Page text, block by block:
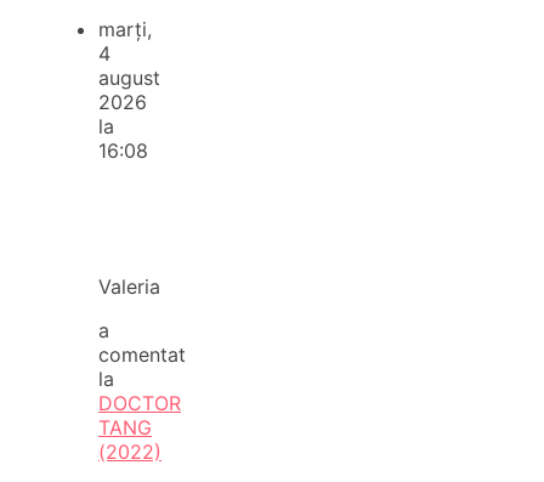
marți,
4
august
2026
la
16:08
Valeria
a
comentat
la
DOCTOR
TANG
(2022)